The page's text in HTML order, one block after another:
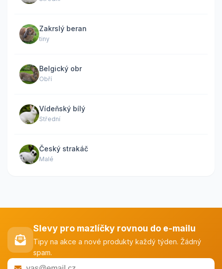
Zakrslý beran
tiny
Belgický obr
Obří
Vídeňský bílý
Střední
Český strakáč
Malé
Slevy pro mazlíčky rovnou do e-mailu
Tipy na akce a nové produkty každý týden. Žádný
spam.